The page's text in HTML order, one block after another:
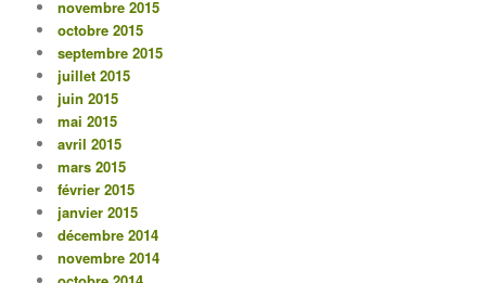
novembre 2015
octobre 2015
septembre 2015
juillet 2015
juin 2015
mai 2015
avril 2015
mars 2015
février 2015
janvier 2015
décembre 2014
novembre 2014